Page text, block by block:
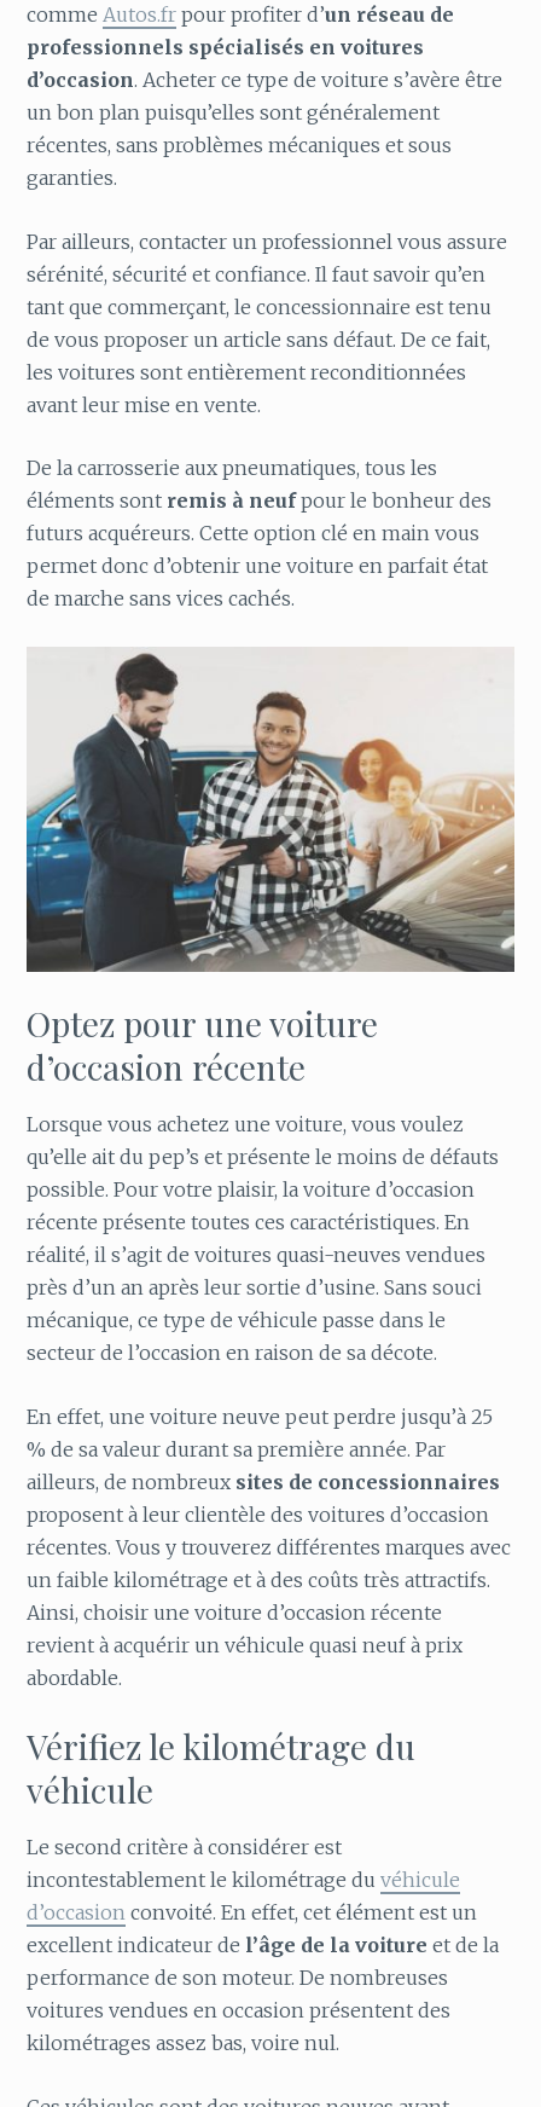
comme Autos.fr pour profiter d’un réseau de
professionnels spécialisés en voitures
d’occasion. Acheter ce type de voiture s’avère être
un bon plan puisqu’elles sont généralement
récentes, sans problèmes mécaniques et sous
garanties.
Par ailleurs, contacter un professionnel vous assure
sérénité, sécurité et confiance. Il faut savoir qu’en
tant que commerçant, le concessionnaire est tenu
de vous proposer un article sans défaut. De ce fait,
les voitures sont entièrement reconditionnées
avant leur mise en vente.
De la carrosserie aux pneumatiques, tous les
éléments sont remis à neufpour le bonheur des
futurs acquéreurs. Cette option clé en main vous
permet donc d’obtenir une voiture en parfait état
de marche sans vices cachés.
Optez pour une voiture
d’occasion récente
Lorsque vous achetez une voiture, vous voulez
qu’elle ait du pep’s et présente le moins de défauts
possible. Pour votre plaisir, la voiture d’occasion
récente présente toutes ces caractéristiques. En
réalité, il s’agit de voitures quasi-neuves vendues
près d’un an après leur sortie d’usine. Sans souci
mécanique, ce type de véhicule passe dans le
secteur de l’occasion en raison de sa décote.
En effet, une voiture neuve peut perdre jusqu’à 25
% de sa valeur durant sa première année. Par
ailleurs, de nombreux sites de concessionnaires
proposent à leur clientèle des voitures d’occasion
récentes. Vous y trouverez différentes marques avec
un faible kilométrage et à des coûts très attractifs.
Ainsi, choisir une voiture d’occasion récente
revient à acquérir un véhicule quasi neuf à prix
abordable.
Vérifiez le kilométrage du
véhicule
Le second critère à considérer est
incontestablement le kilométrage duvéhicule
d’occasion convoité. En effet, cet élément est un
excellent indicateur de l’âge de la voiture et de la
performance de son moteur. De nombreuses
voitures vendues en occasion présentent des
kilométrages assez bas, voire nul.